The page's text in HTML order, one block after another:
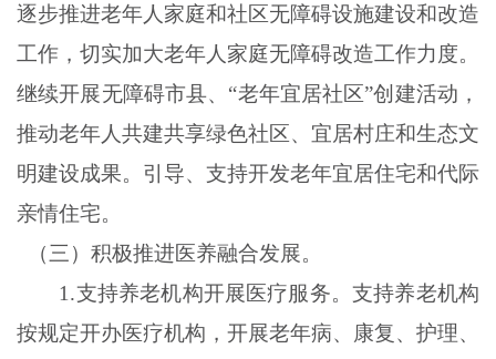
逐步推进老年人家庭和社区无障碍设施建设和改造
工作，切实加大老年人家庭无障碍改造工作力度。
继续开展无障碍市县、“老年宜居社区”创建活动，
推动老年人共建共享绿色社区、宜居村庄和生态文
明建设成果。引导、支持开发老年宜居住宅和代际
亲情住宅。
（三）积极推进医养融合发展。
1.支持养老机构开展医疗服务。支持养老机构
按规定开办医疗机构，开展老年病、康复、护理、